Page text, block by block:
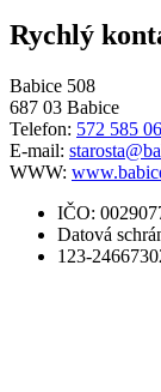
Rychlý
Babice 508
687 03 Babice
Telefon: 572 585
E-mail:
WWW:
IČO:
Datová
123-